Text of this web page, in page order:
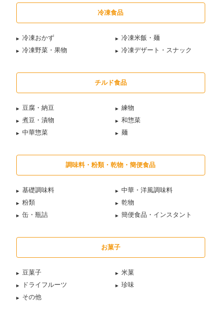
冷凍食品
冷凍おかず
冷凍米飯・麺
冷凍野菜・果物
冷凍デザート・スナック
チルド食品
豆腐・納豆
練物
煮豆・漬物
和惣菜
中華惣菜
麺
調味料・粉類・乾物・簡便食品
基礎調味料
中華・洋風調味料
粉類
乾物
缶・瓶詰
簡便食品・インスタント
お菓子
豆菓子
米菓
ドライフルーツ
珍味
その他